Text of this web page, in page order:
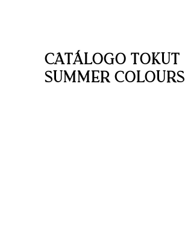
CATÁLOGO TOKUT
SUMMER COLOURS